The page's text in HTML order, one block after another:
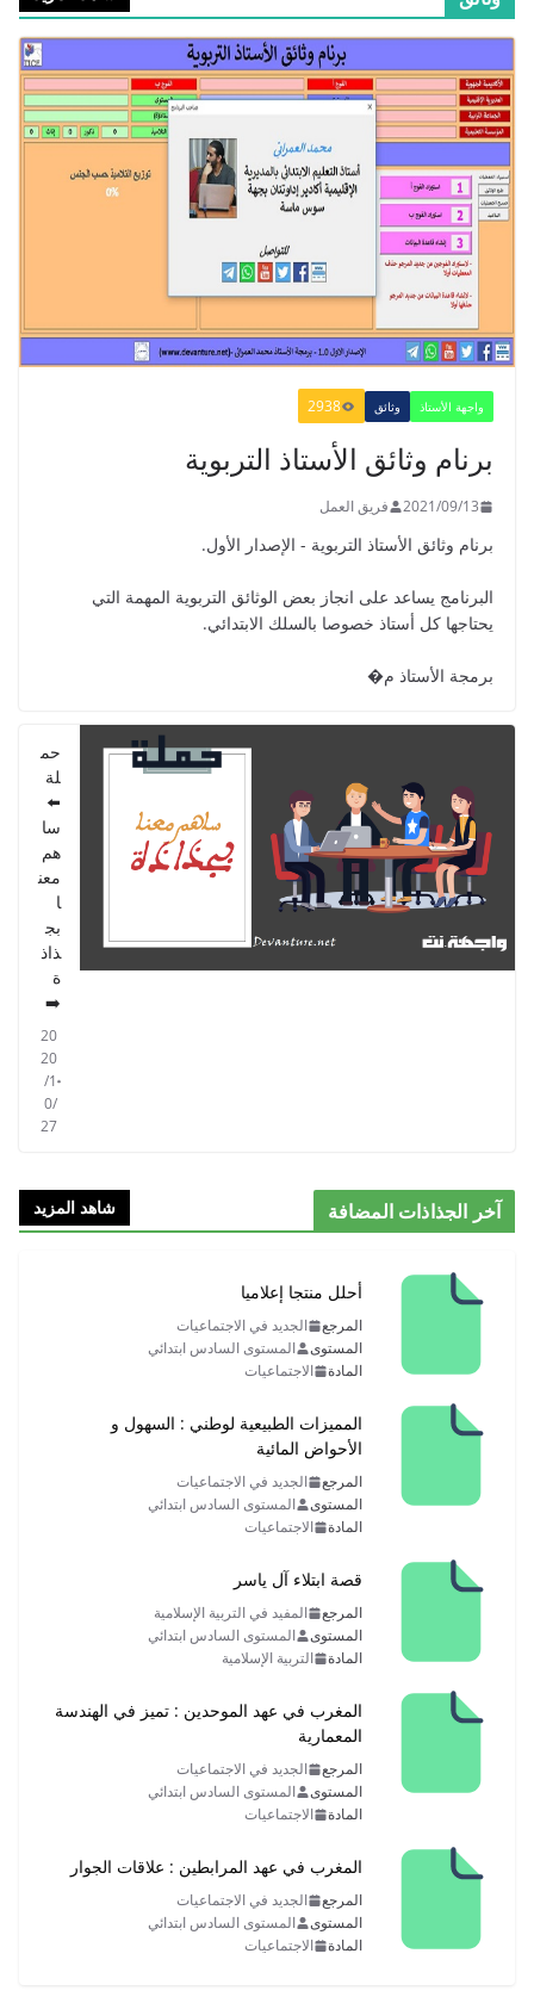
-2021
2021/09/01
الحياتية
2022/01/02
GUIDE DU PROFESSEUR -
PARCOURS - 6ème ANNEE 2021
واجهة الأستاذ وثائق 2938
برنام وثائق الأستاذ التربوية
2021/09/13 فريق العمل
برنام وثائق الأستاذ التربوية - الإصدار الأول.
البرنامج يساعد على انجاز بعض الوثائق التربوية المهمة التي
يحتاجها كل أستاذ خصوصا بالسلك الابتدائي.
برمجة الأستاذ م�
حم
لة
⬅️
سا
هم
معن
ا
بج
ذاذ
ة
➡️
20
20
/1
0/
27
آخر الجذاذات المضافة شاهد المزيد
أحلل منتجا إعلاميا
المرجع
الجديد في الاجتماعيات
المستوى
المستوى السادس ابتدائي
المادة
الاجتماعيات
المميزات الطبيعية لوطني : السهول و
الأحواض المائية
المرجع
الجديد في الاجتماعيات
المستوى
المستوى السادس ابتدائي
المادة
الاجتماعيات
قصة ابتلاء آل ياسر
المرجع
المفيد في التربية الإسلامية
المستوى
المستوى السادس ابتدائي
المادة
التربية الإسلامية
المغرب في عهد الموحدين : تميز في الهندسة
المعمارية
المرجع
الجديد في الاجتماعيات
المستوى
المستوى السادس ابتدائي
المادة
الاجتماعيات
المغرب في عهد المرابطين : علاقات الجوار
المرجع
الجديد في الاجتماعيات
المستوى
المستوى السادس ابتدائي
المادة
الاجتماعيات